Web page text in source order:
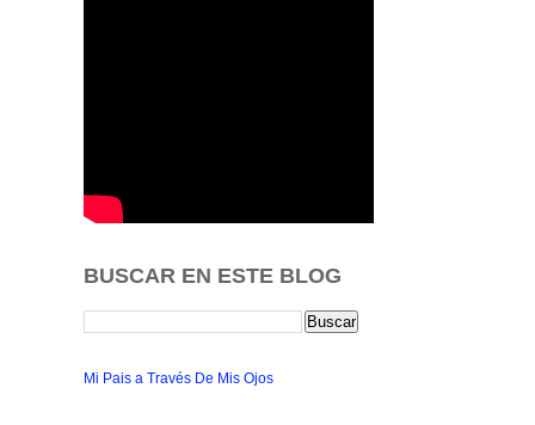
BUSCAR EN ESTE BLOG
Mi Pais a Través De Mis Ojos